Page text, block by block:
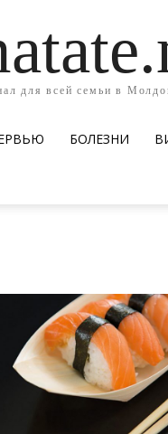
для всей семьи в
БОЛЕЗНИ